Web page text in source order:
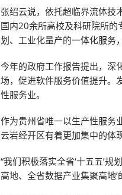
张绍云说，依托超临界流体技
国内20余所高校及科研院所
划、工业化量产的一体化服务
今年的政府工作报告提出，深
场，促进软件服务价值提升。
性服务业。
作为贵州省唯一以生产性服务
云岩经开区有着更加集中的体现
“我们积极落实全省‘十五五’
高地、全省数据产业集聚高地’